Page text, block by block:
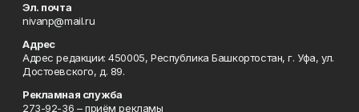
Эл. почта
nivanp@mail.ru
Адрес
Адрес редакции: 450005, Республика Башкортостан, г. Уфа, ул.
Достоевского, д. 89.
Рекламная служба
273-92-36 – приём рекламы